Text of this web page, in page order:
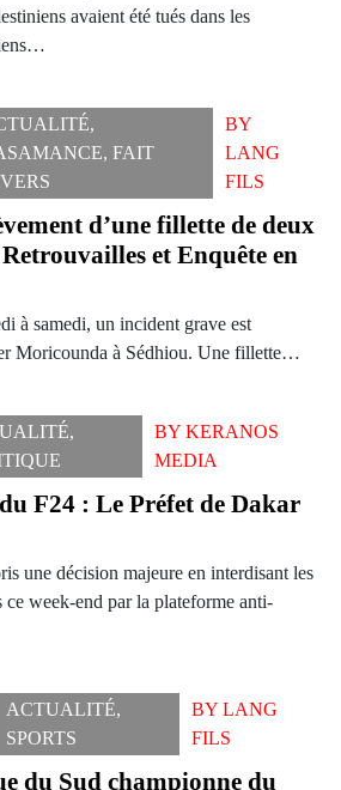
avaient été tués dans les
,
, FAIT
BY
LANG
FILS
d’une fillette de deux
et Enquête en
à samedi, un incident grave est
Moricounda à Sédhiou. Une fillette…
,
BY KERANOS
MEDIA
F24 : Le Préfet de Dakar
une décision majeure en interdisant les
ce week-end par la plateforme anti-
ACTUALITÉ,
SPORTS
BYLANG
FILS
du Sud championne du